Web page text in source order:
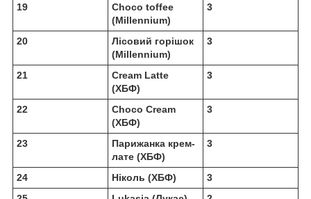
19
Choco toffee
(Millennium)
3
20
Лісовий горішок
(Millennium)
3
21
Cream Latte
(ХБФ)
3
22
Choco Cream
(ХБФ)
3
23
Парижанка крем-
лате (ХБФ)
3
24 Ніколь (ХБФ)
3